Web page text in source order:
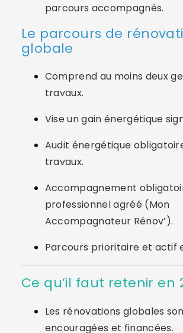
parcours accompagnés.
Le parcours de
globale
Comprend au moins deux
travaux.
Vise un gain énergétique
Audit énergétique
travaux.
Accompagnement
professionnel agréé (Mon
Accompagnateur Rénov’).
Parcours prioritaire et actif
Ce qu’il faut retenir en
Les rénovations globales
encouragées et financées.